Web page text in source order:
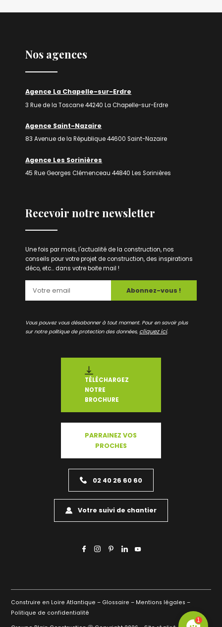
Nos agences
Agence La Chapelle-sur-Erdre
3 Rue de la Toscane 44240 La Chapelle-sur-Erdre
Agence Saint-Nazaire
83 Avenue de la République 44600 Saint-Nazaire
Agence Les Sorinières
45 Rue Georges Clémenceau 44840 Les Sorinières
Recevoir notre newsletter
Une fois par mois, l'actualité de la construction, nos
conseils pour votre projet de construction, des inspirations
déco, etc... dans votre boite mail !
Abonnez-vous !
Vous pouvez vous désabonner à tout moment. Pour en savoir plus
sur notre politique de protection des données, cliquez ici.
TÉLÉCHARGEZ
NOTRE
BROCHURE
PARRAINEZ VOS
PROCHES
02 40 26 60 60
Votre suivi de chantier
Construire en Loire Atlantique – Glossaire – Mentions légales –
Politique de confidentialité
1